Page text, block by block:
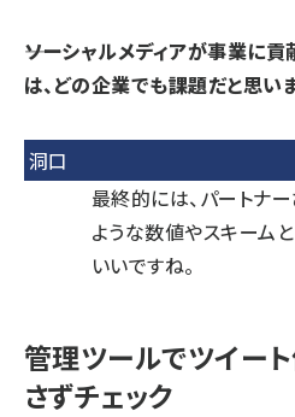
――ソーシャルメディアが事業に
は、どの企業でも課題だと思いま
洞口
最終的には、パートナ
ような数値やスキーム
いいですね。
管理ツールでツイー
さずチェック